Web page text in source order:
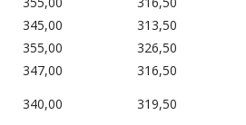
345,00
313,50
355,00
326,50
347,00
316,50
340,00
319,50